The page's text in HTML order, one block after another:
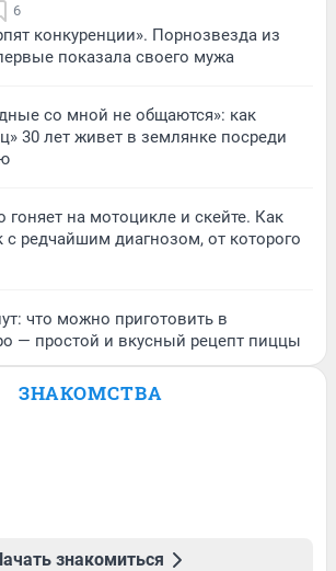
6
конкуренции». Порнозвезда из
показала своего мужа
со мной не общаются»: как
30 лет живет в землянке посреди
гоняет на мотоцикле и скейте. Как
с редчайшим диагнозом, от которого
что можно приготовить в
— простой и вкусный рецепт пиццы
ЗНАКОМСТВА
знакомиться